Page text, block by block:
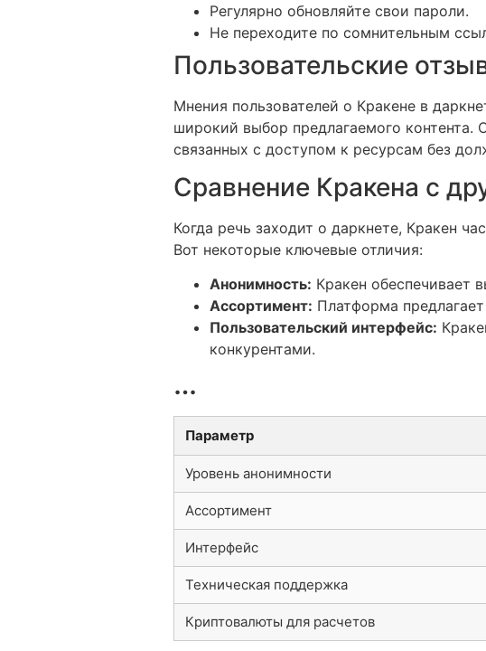
Регулярно обновляйте свои пароли.
Не переходите по сомнительным
Пользовательские
Мнения пользователей о Кракене в
широкий выбор предлагаемого контента.
связанных с доступом к ресурсам без
Сравнение Кракена с
Когда речь заходит о даркнете, Кракен
Вот некоторые ключевые отличия:
Анонимность: Кракен обеспечивает
Ассортимент: Платформа
Пользовательский интерфейс:
конкурентами.
…
Параметр
Уровень анонимности
Ассортимент
Интерфейс
Техническая поддержка
Криптовалюты для расчетов